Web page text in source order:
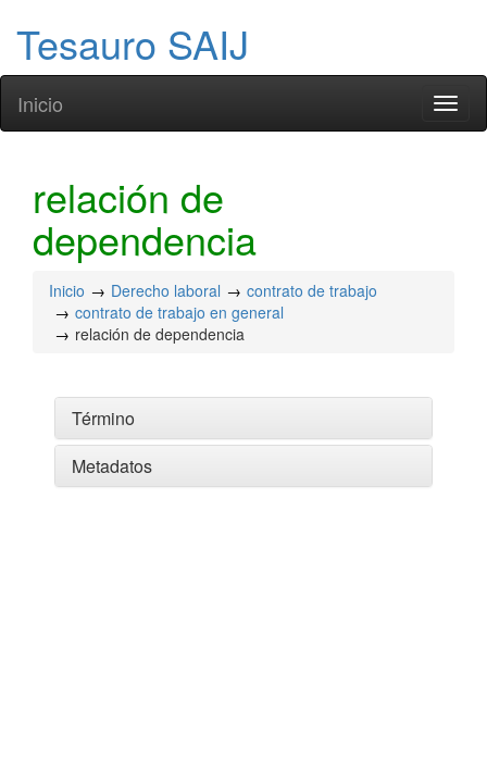
Tesauro SAIJ
Inicio
relación de
dependencia
Inicio Derecho laboral
contrato de trabajo
contrato de trabajo en general
relación de dependencia
Término
Metadatos